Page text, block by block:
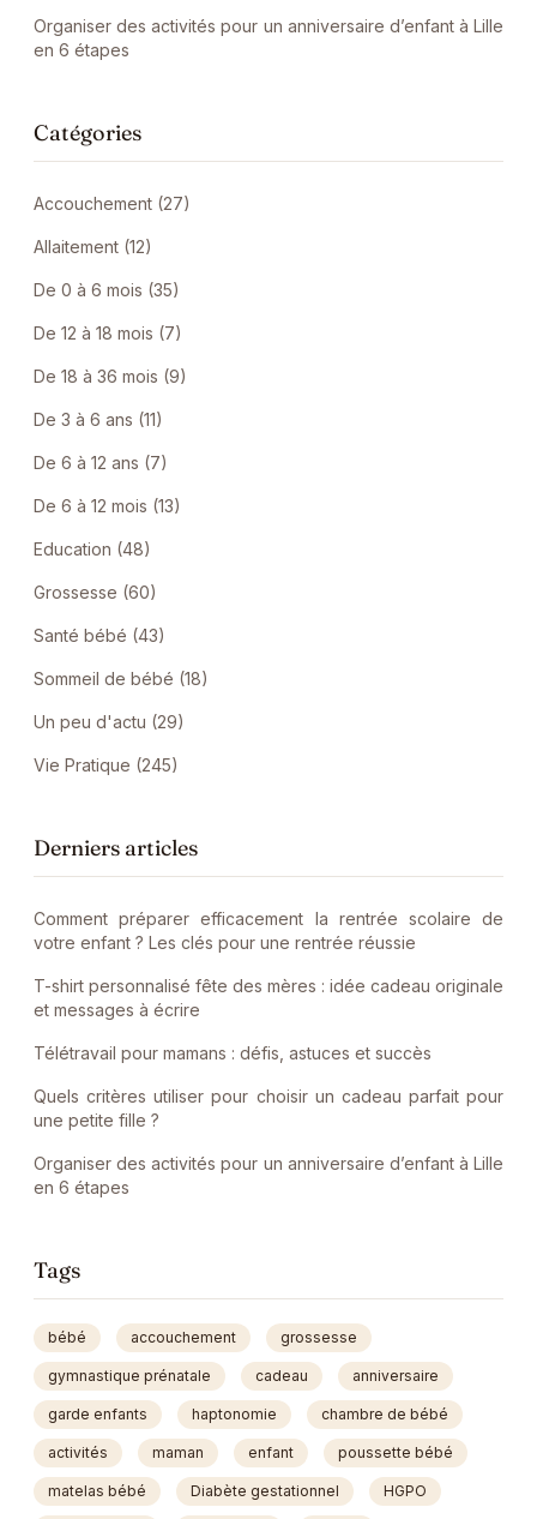
Organiser des activités pour un anniversaire d’enfant à Lille
en 6 étapes
Catégories
Accouchement (27)
Allaitement (12)
De 0 à 6 mois (35)
De 12 à 18 mois (7)
De 18 à 36 mois (9)
De 3 à 6 ans (11)
De 6 à 12 ans (7)
De 6 à 12 mois (13)
Education (48)
Grossesse (60)
Santé bébé (43)
Sommeil de bébé (18)
Un peu d'actu (29)
Vie Pratique (245)
Derniers articles
Comment préparer efficacement la rentrée scolaire de
votre enfant ? Les clés pour une rentrée réussie
T-shirt personnalisé fête des mères : idée cadeau originale
et messages à écrire
Télétravail pour mamans : défis, astuces et succès
Quels critères utiliser pour choisir un cadeau parfait pour
une petite fille ?
Organiser des activités pour un anniversaire d’enfant à Lille
en 6 étapes
Tags
bébé accouchement grossesse
gymnastique prénatale cadeau anniversaire
garde enfants haptonomie chambre de bébé
activités maman enfant poussette bébé
matelas bébé Diabète gestationnel HGPO